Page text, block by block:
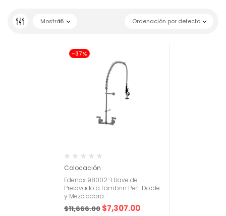
Ordenación por defecto
Mostrar
16
-37%
Colocación
Edenox 98002-1 Llave de
Prelavado a Lambrin Perf. Doble
y Mezcladora
$11,666.00 $7,307.00